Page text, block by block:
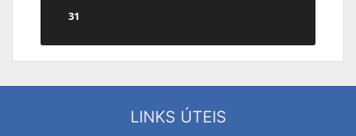
31
LINKS ÚTEIS